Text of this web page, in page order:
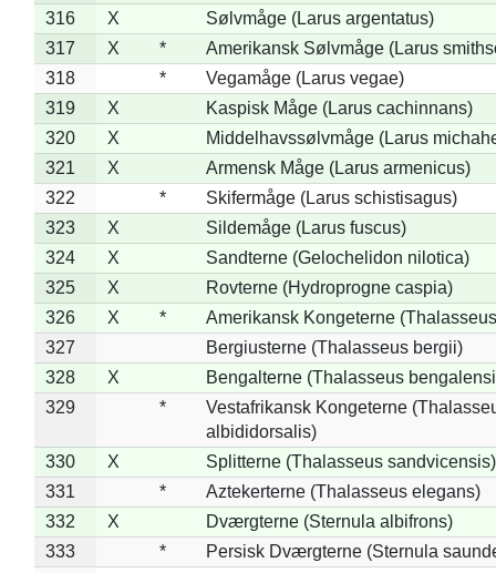
316
X
Sølvmåge (Larus argentatus)
317
X *
Amerikansk Sølvmåge (Larus
318
*
Vegamåge (Larus vegae)
319
X
Kaspisk Måge (Larus cachinnans)
320
X
Middelhavssølvmåge (Larus
321
X
Armensk Måge (Larus armenicus)
322
*
Skifermåge (Larus schistisagus)
323
X
Sildemåge (Larus fuscus)
324
X
Sandterne (Gelochelidon nilotica)
325
X
Rovterne (Hydroprogne caspia)
326
X *
Amerikansk Kongeterne
327
Bergiusterne (Thalasseus bergii)
328
X
Bengalterne (Thalasseus
329
*
Vestafrikansk Kongeterne
albididorsalis)
330
X
Splitterne (Thalasseus sandvicensis)
331
*
Aztekerterne (Thalasseus elegans)
332
X
Dværgterne (Sternula albifrons)
333
*
Persisk Dværgterne (Sternula